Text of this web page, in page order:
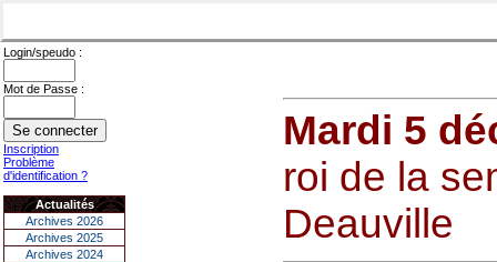
Login/speudo :
Mot de Passe :
Inscription
Problème
d'identification ?
Actualités
Archives 2026
Archives 2025
Archives 2024
Mardi 5
roi de la
Deauville